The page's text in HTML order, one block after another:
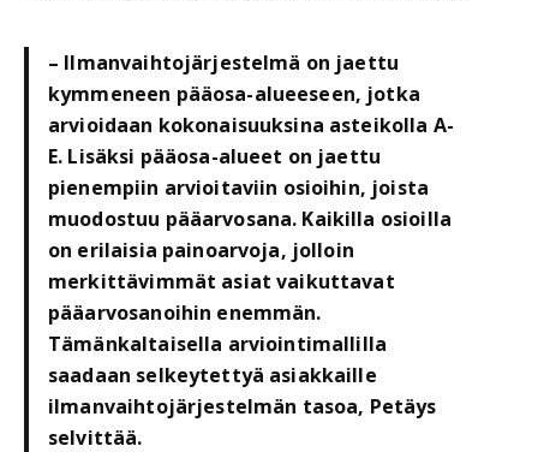
– Ilmanvaihtojärjestelmä on jaettu
kymmeneen pääosa-alueeseen, jotka
arvioidaan kokonaisuuksina asteikolla A-
E. Lisäksi pääosa-alueet on jaettu
pienempiin arvioitaviin osioihin, joista
muodostuu pääarvosana. Kaikilla osioilla
on erilaisia painoarvoja, jolloin
merkittävimmät asiat vaikuttavat
pääarvosanoihin enemmän.
Tämänkaltaisella arviointimallilla
saadaan selkeytettyä asiakkaille
ilmanvaihtojärjestelmän tasoa, Petäys
selvittää.